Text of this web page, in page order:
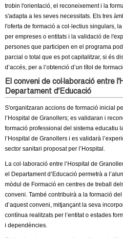
o
e
s
trobin l'orientació, el reconeixement i la
s'adapta a les seves necessitats. Els tres
l'oferta de formació a col·lectius singulars,
per empreses o entitats i la validació de
persones que participen en el programa
parcial o total que es pot capitalitzar, si és
d’accés, per a l’obtenció d’un títol de
El conveni de col·laboració entre
Departament d'Educació
S'organitzaran accions de formació inicial
l’Hospital de Granollers; es validaran i
formació professional del sistema educatiu
l’Hospital de Granollers i es validarà
sector sanitari proposat per l’Hospital.
La col·laboració entre l’Hospital de
el Departament d’Educació permetrà a
mòdul de Formació en centres de treball
conveni. També contribuirà a la formació
d’aquest conveni, mitjançant la seva
contínua realitzats per l’entitat o estades
i dependències.